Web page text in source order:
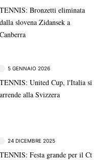
TENNIS: Bronzetti eliminata
dalla slovena Zidansek a
Canberra
5 GENNAIO 2026
TENNIS: United Cup, l'Italia si
arrende alla Svizzera
24 DICEMBRE 2025
TENNIS: Festa grande per il Ct